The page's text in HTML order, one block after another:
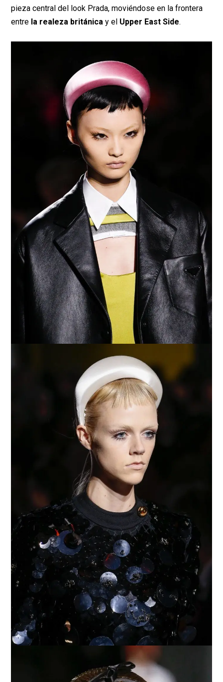
pieza central del look Prada, moviéndose en la frontera
entre la realeza británica y el Upper East Side.